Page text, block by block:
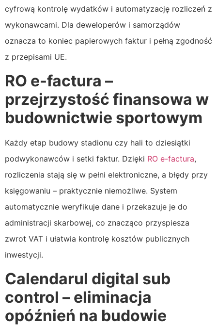
cyfrową kontrolę wydatków i automatyzację rozliczeń z
wykonawcami. Dla deweloperów i samorządów
oznacza to koniec papierowych faktur i pełną zgodność
z przepisami UE.
RO e-factura –
przejrzystość finansowa w
budownictwie sportowym
Każdy etap budowy stadionu czy hali to dziesiątki
podwykonawców i setki faktur. Dzięki RO e-factura,
rozliczenia stają się w pełni elektroniczne, a błędy przy
księgowaniu – praktycznie niemożliwe. System
automatycznie weryfikuje dane i przekazuje je do
administracji skarbowej, co znacząco przyspiesza
zwrot VAT i ułatwia kontrolę kosztów publicznych
inwestycji.
Calendarul digital sub
control – eliminacja
opóźnień na budowie